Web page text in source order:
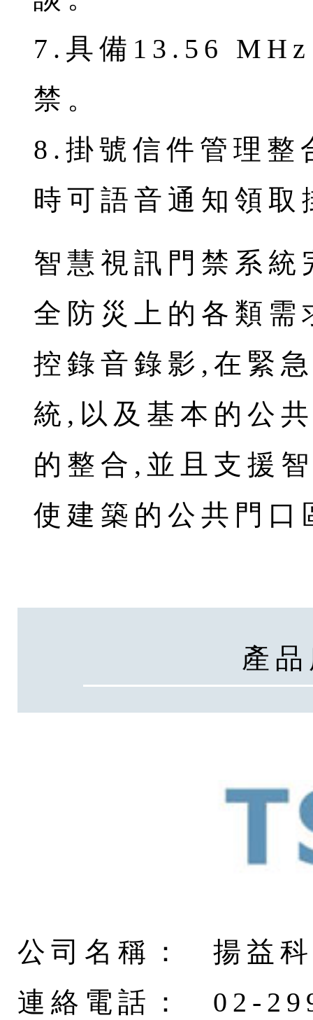
7.具備13.56
禁。
8.掛號信件管理整
時可語音通知領取
智慧視訊門禁系
全防災上的各類
控錄音錄影,在緊
統,以及基本的公
的整合,並且支援
使建築的公共門
產
公司名稱：
揚益
連絡電話：
02-